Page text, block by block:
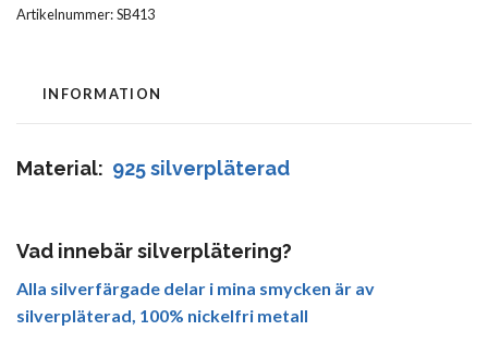
Artikelnummer:SB413
INFORMATION
Material: 925 silverpläterad
Vad innebär silverplätering?
Alla silverfärgade delar i mina smycken är av
silverpläterad, 100% nickelfri metall